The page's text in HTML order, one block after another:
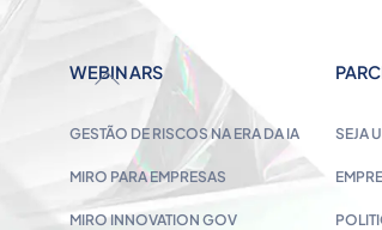
BACK
TOP
WEBINARS
GESTÃO DE RISCOS NA ERA DA IA
MIRO PARA EMPRESAS
MIRO INNOVATION GOV
SEJA